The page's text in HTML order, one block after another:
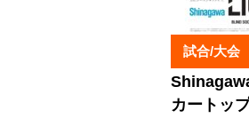
試合/大会
カートッ